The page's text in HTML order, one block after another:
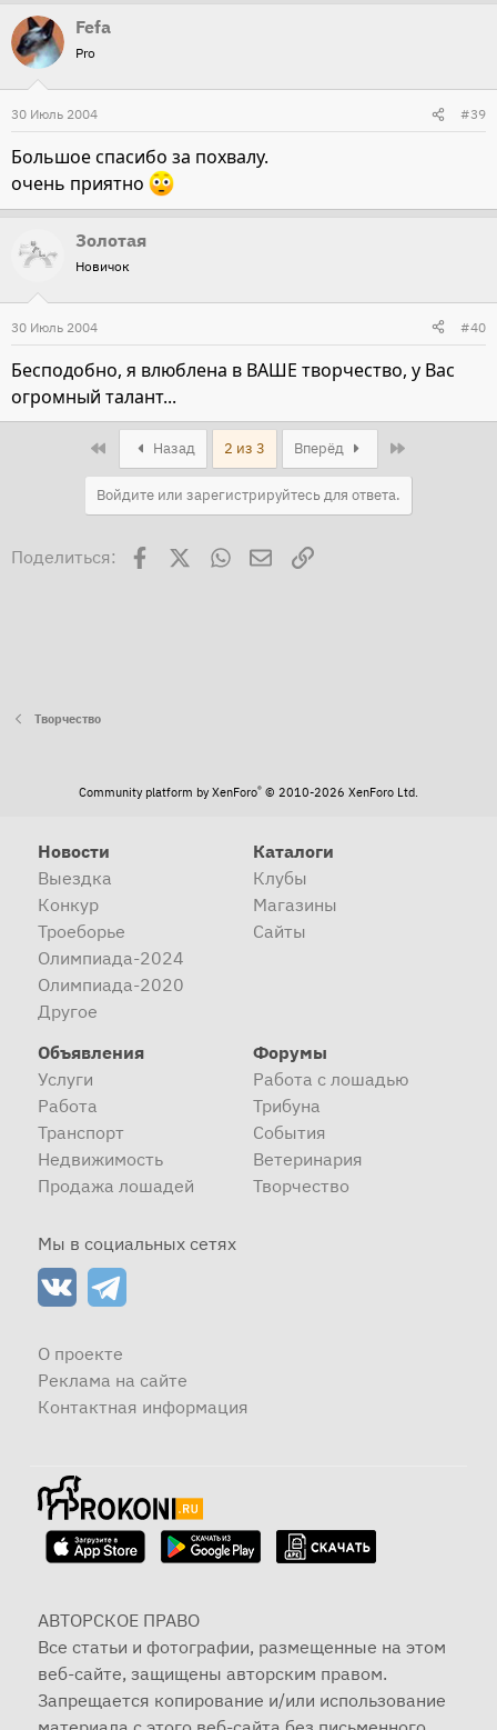
Fefa
Pro
30 Июль 2004 #39
Большое спасибо за похвалу.
очень приятно
Золотая
Новичок
30 Июль 2004 #40
Бесподобно, я влюблена в ВАШЕ творчество, у Вас
огромный талант...
Назад 2 из 3 Вперёд
Войдите или зарегистрируйтесь для ответа.
Поделиться: Facebook WhatsAppЭлектронная почта
Ссылка
Творчество
Community platform by XenForo® © 2010-2026 XenForo Ltd.
Новости
Выездка
Конкур
Троеборье
Олимпиада-2024
Олимпиада-2020
Другое
Каталоги
Клубы
Магазины
Сайты
Объявления
Услуги
Работа
Транспорт
Недвижимость
Продажа лошадей
Форумы
Работа с лошадью
Трибуна
События
Ветеринария
Творчество
Мы в социальных сетях
О проекте
Реклама на сайте
Контактная информация
АВТОРСКОЕ ПРАВО
Все статьи и фотографии, размещенные на этом
веб-сайте, защищены авторским правом.
Запрещается копирование и/или использование